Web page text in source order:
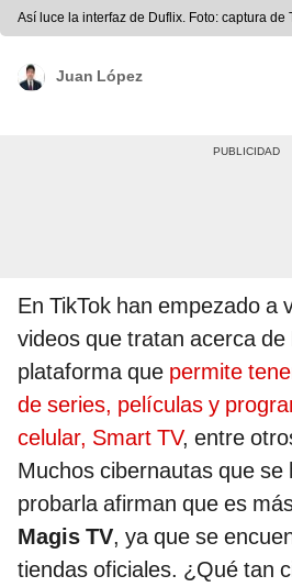
Así luce la interfaz de Duflix. Foto: captura de
Juan López
En TikTok han empezado a
videos que tratan acerca de
plataforma que permite
de series, películas y
celular, Smart TV, entre
Muchos cibernautas que se
probarla afirman que es
Magis TV, ya que se
tiendas oficiales. ¿Qué tan